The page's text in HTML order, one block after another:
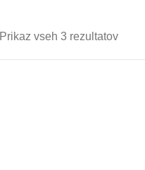
Prikaz vseh 3 rezultatov